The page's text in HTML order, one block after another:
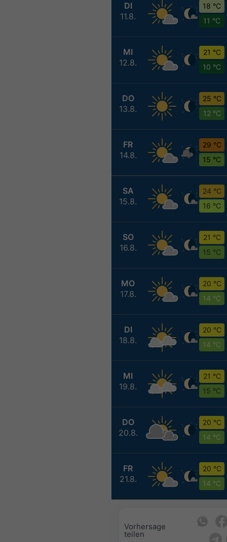
DI
11.8.
18 °C
11 °C
MI
12.8.
21 °C
10 °C
DO
13.8.
25 °C
12 °C
FR
14.8.
29 °C
15 °C
SA
15.8.
24 °C
16 °C
SO
16.8.
21 °C
15 °C
MO
17.8.
20 °C
14 °C
DI
18.8.
20 °C
14 °C
MI
19.8.
21 °C
15 °C
DO
20.8.
20 °C
14 °C
FR
21.8.
20 °C
14 °C
Vorhersage
teilen